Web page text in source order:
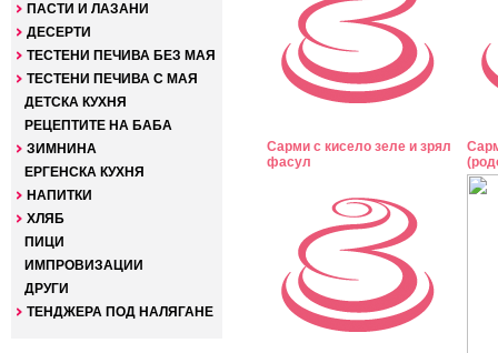
ПАСТИ И ЛАЗАНИ
ДЕСЕРТИ
ТЕСТЕНИ ПЕЧИВА БЕЗ МАЯ
ТЕСТЕНИ ПЕЧИВА С МАЯ
ДЕТСКА КУХНЯ
РЕЦЕПТИТЕ НА БАБА
ЗИМНИНА
ЕРГЕНСКА КУХНЯ
НАПИТКИ
ХЛЯБ
ПИЦИ
ИМПРОВИЗАЦИИ
ДРУГИ
ТЕНДЖЕРА ПОД НАЛЯГАНЕ
Сарми с кисело зеле и зрял
фасул